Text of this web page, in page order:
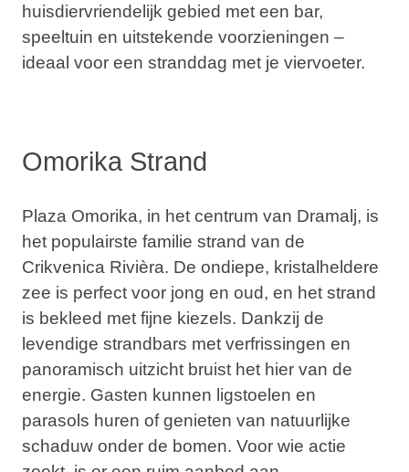
huisdiervriendelijk gebied met een bar,
speeltuin en uitstekende voorzieningen –
ideaal voor een stranddag met je viervoeter.
Omorika Strand
Plaza Omorika, in het centrum van Dramalj, is
het populairste familie strand van de
Crikvenica Rivièra. De ondiepe, kristalheldere
zee is perfect voor jong en oud, en het strand
is bekleed met fijne kiezels. Dankzij de
levendige strandbars met verfrissingen en
panoramisch uitzicht bruist het hier van de
energie. Gasten kunnen ligstoelen en
parasols huren of genieten van natuurlijke
schaduw onder de bomen. Voor wie actie